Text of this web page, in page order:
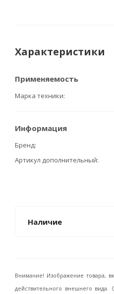
Характеристики
Применяемость
Марка техники
Информация
Бренд
Артикул дополнительный
Наличие
Внимание! Изображение товара,
действительного внешнего